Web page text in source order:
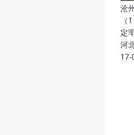
沧
定
河
17-